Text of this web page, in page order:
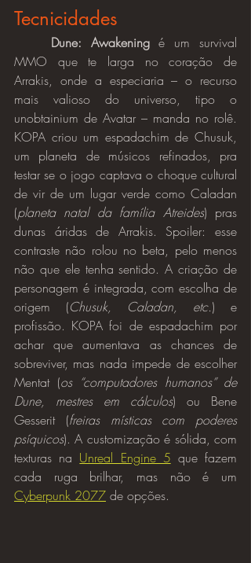
Tecnicidades
	Dune: Awakening
é um survival
MMO que te larga no coração de
Arrakis, onde a especiaria – o recurso
mais valioso do universo, tipo o
unobtainium de Avatar – manda no rolê.
KOPA criou um espadachim de Chusuk,
um planeta de músicos refinados, pra
testar se o jogo captava o choque cultural
de vir de um lugar verde como Caladan
(planeta natal da família Atreides) pras
dunas áridas de Arrakis. Spoiler: esse
contraste não rolou no beta, pelo menos
não que ele tenha sentido. A criação de
personagem é integrada, com escolha de
origem (Chusuk, Caladan, etc.) e
profissão. KOPA foi de espadachim por
achar que aumentava as chances de
sobreviver, mas nada impede de escolher
Mentat (os “computadores humanos” de
Dune, mestres em cálculos) ou Bene
Gesserit (freiras místicas com poderes
psíquicos). A customização é sólida, com
texturas na Unreal Engine 5 que fazem
Cyberpunk 2077 de opções.